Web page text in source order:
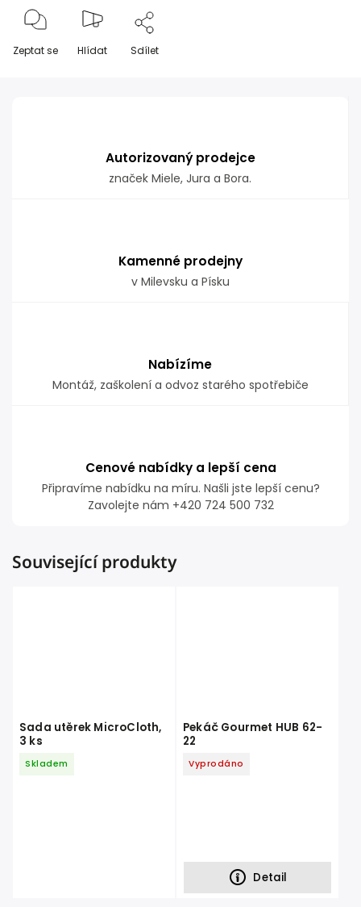
Zeptat se Hlídat Sdílet
Autorizovaný prodejce
značek Miele, Jura a Bora.
Kamenné prodejny
v Milevsku a Písku
Nabízíme
Montáž, zaškolení a odvoz starého spotřebiče
Cenové nabídky a lepší cena
Připravíme nabídku na míru. Našli jste lepší cenu?
Zavolejte nám +420 724 500 732
Související produkty
Sada utěrek MicroCloth,
3 ks
Skladem
Pekáč Gourmet HUB 62-
22
Vyprodáno
Detail